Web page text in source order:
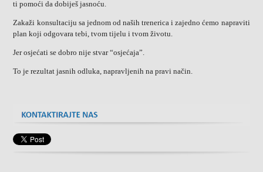
ti pomoći da dobiješ jasnoću.
Zakaži konsultaciju sa jednom od naših trenerica i zajedno ćemo napraviti
plan koji odgovara tebi, tvom tijelu i tvom životu.
Jer osjećati se dobro nije stvar “osjećaja”.
To je rezultat jasnih odluka, napravljenih na pravi način.